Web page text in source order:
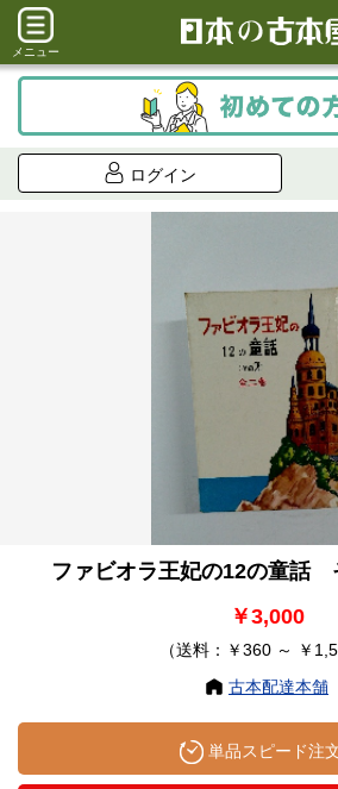
メニュー
ログイン
ファビオラ王妃の12の童
￥3,000
（送料：￥360 ～ ￥
古本配達本舗
単品スピード注